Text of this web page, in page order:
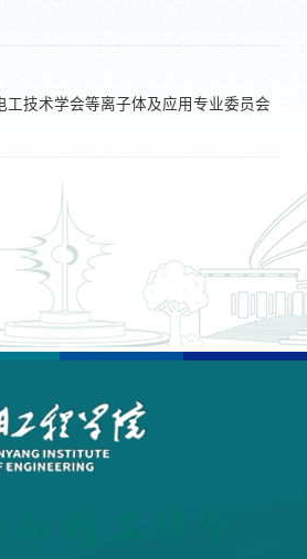
工技术学会等离子体及应用专业委员会